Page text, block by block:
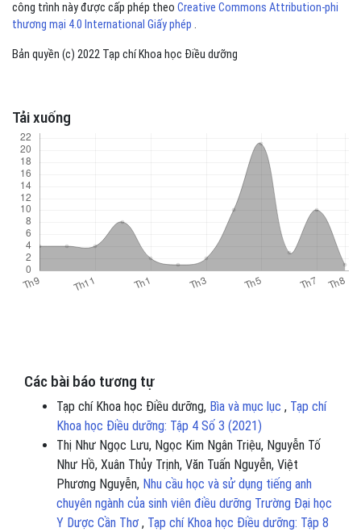
Tải xuống
công trình này được cấp phép theo Creative Commons Attribution-phi
thương mại 4.0 International Giấy phép .
Bản quyền (c) 2022 Tạp chí Khoa học Điều dưỡng
Các bài báo tương tự
Tạp chí Khoa học Điều dưỡng, Bìa và mục lục , Tạp chí
Khoa học Điều dưỡng: Tập 4 Số 3 (2021)
Thị Như Ngọc Lưu, Ngọc Kim Ngân Triệu, Nguyễn Tố
Như Hồ, Xuân Thủy Trịnh, Văn Tuấn Nguyễn, Việt
Phương Nguyễn, Nhu cầu học và sử dụng tiếng anh
chuyên ngành của sinh viên điều dưỡng Trường Đại học
Y Dược Cần Thơ , Tạp chí Khoa học Điều dưỡng: Tập 8